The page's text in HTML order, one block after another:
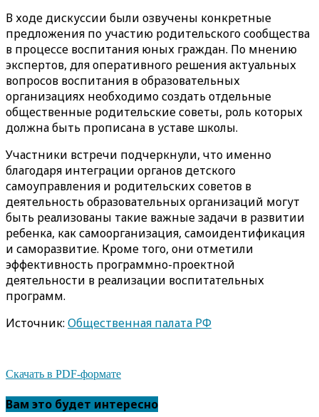
В ходе дискуссии были озвучены конкретные
предложения по участию родительского сообщества
в процессе воспитания юных граждан. По мнению
экспертов, для оперативного решения актуальных
вопросов воспитания в образовательных
организациях необходимо создать отдельные
общественные родительские советы, роль которых
должна быть прописана в уставе школы.
Участники встречи подчеркнули, что именно
благодаря интеграции органов детского
самоуправления и родительских советов в
деятельность образовательных организаций могут
быть реализованы такие важные задачи в развитии
ребенка, как самоорганизация, самоидентификация
и саморазвитие. Кроме того, они отметили
эффективность программно-проектной
деятельности в реализации воспитательных
программ.
Источник: Общественная палата РФ
Скачать в PDF-формате
Вам это будет интересно